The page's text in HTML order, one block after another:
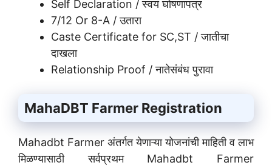
Self Declaration / स्वयं घोषणापत्र
7/12 Or 8-A / उतारा
Caste Certificate for SC,ST / जातीचा
दाखला
Relationship Proof / नातेसंबंध पुरावा
MahaDBT Farmer Registration
Mahadbt Farmer अंतर्गत येणाऱ्या योजनांची माहिती व लाभ
मिळण्यासाठी सर्वप्रथम Mahadbt Farmer